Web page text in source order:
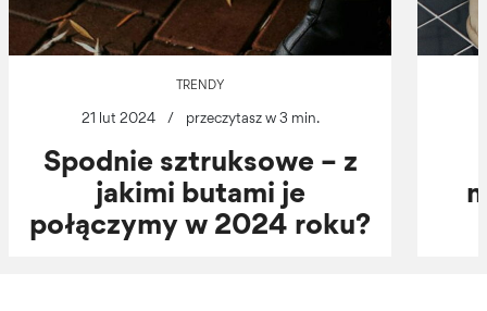
TRENDY
21 lut 2024 / przeczytasz w 3 min.
Spodnie sztruksowe – z
jakimi butami je
połączymy w 2024 roku?